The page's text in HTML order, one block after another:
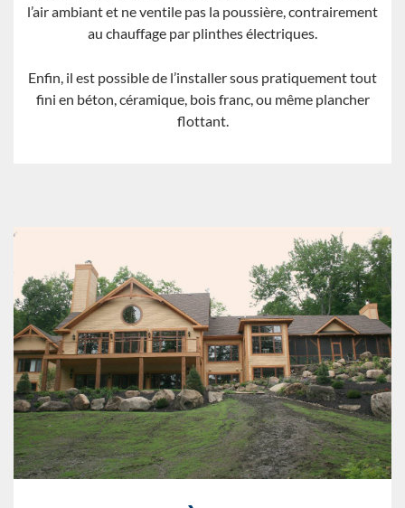
l’air ambiant et ne ventile pas la poussière, contrairement
au chauffage par plinthes électriques.
Enfin, il est possible de l’installer sous pratiquement tout
fini en béton, céramique, bois franc, ou même plancher
flottant.